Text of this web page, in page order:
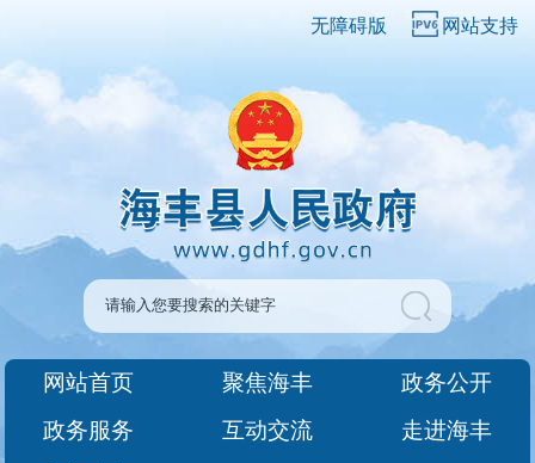
无障碍版 网站支持
网站首页 聚焦海丰
政务公开
政务服务
互动交流
走进海丰